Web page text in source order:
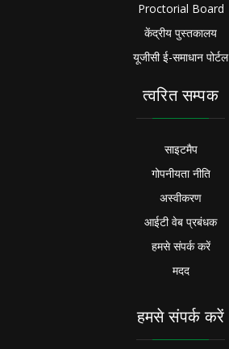
Proctorial Board
केंद्रीय पुस्तकालय
यूजीसी ई-समाधान पोर्टल
त्वरित सम्पक
साइटमैप
गोपनीयता नीति
अस्वीकरण
आईटी वेब प्रबंधक
हमसे संपर्क करें
मदद
हमसे संपर्क करें